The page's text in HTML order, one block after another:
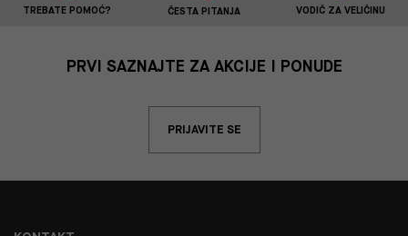
TREBATE POMOĆ? ČESTA PITANJA VODIČ ZA VELIČINU
PRVI SAZNAJTE ZA AKCIJE I PONUDE
PRIJAVITE SE